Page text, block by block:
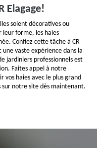
Elagage!
soient décoratives ou
leur forme, les haies
Confiez cette tâche à CR
vaste expérience dans la
jardiniers professionnels est
Faites appel à notre
haies avec le plus grand
sur notre site dès maintenant.